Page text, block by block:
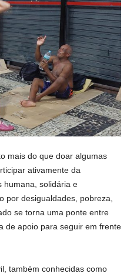
mais do que doar algumas
ativamente da
humana, solidária e
por desigualdades, pobreza,
se torna uma ponte entre
de apoio para seguir em frente
também conhecidas como